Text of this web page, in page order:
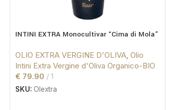
INTINI EXTRA Monocultivar “Cima di Mola”
OLIO EXTRA VERGINE D'OLIVA, Olio
Intini Extra Vergine d'Oliva Organico-BIO
€ 79.90 1
SKU: Olextra